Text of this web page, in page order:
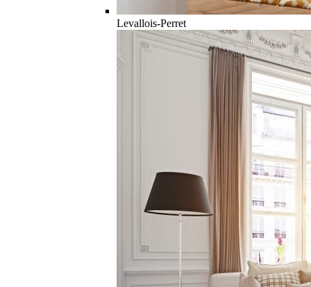
Levallois-Perret